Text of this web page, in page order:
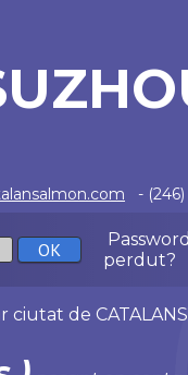
-
Password
perdut?
ciutat de